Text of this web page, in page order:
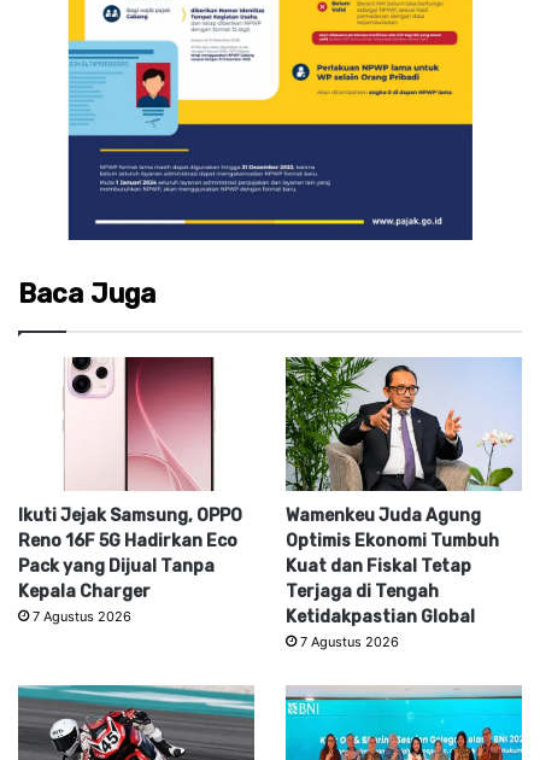
Baca Juga
Ikuti Jejak Samsung, OPPO
Reno 16F 5G Hadirkan Eco
Pack yang Dijual Tanpa
Kepala Charger
7 Agustus 2026
Wamenkeu Juda Agung
Optimis Ekonomi Tumbuh
Kuat dan Fiskal Tetap
Terjaga di Tengah
Ketidakpastian Global
7 Agustus 2026